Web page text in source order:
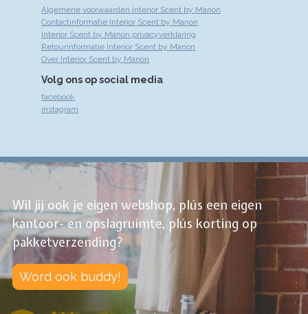
Algemene voorwaarden Interior Scent by Manon
Contactinformatie Interior Scent by Manon
Interior Scent by Manon privacyverklaring
Retourinformatie Interior Scent by Manon
Over Interior Scent by Manon
Volg ons op social media
facebook
instagram
Wil jij ook je eigen webshop, plús een eigen
kantoor- en opslagruimte, plús korting op
pakketverzending?
Word ook buddy!